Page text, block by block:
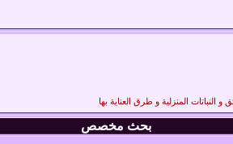
المنزلية و طرق العناية بها
بحث مخصص